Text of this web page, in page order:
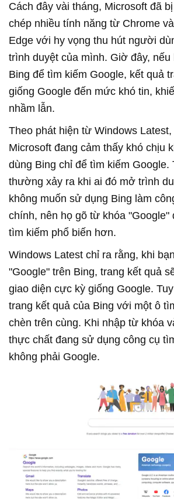
Cách đây vài tháng, Microsoft đã
chép nhiều tính năng từ Chrome
Edge với hy vọng thu hút người
trình duyệt của mình. Giờ đây, nếu
Bing để tìm kiếm Google, kết quả
giống Google đến mức khó tin,
nhầm lẫn.
Theo phát hiện từ Windows
Microsoft đang cảm thấy khó chịu
dùng Bing chỉ để tìm kiếm Google.
thường xảy ra khi ai đó mở trình
không muốn sử dụng Bing làm
chính, nên họ gõ từ khóa "Google"
tìm kiếm phổ biến hơn.
Windows Latest chỉ ra rằng, khi
"Google" trên Bing, trang kết quả
giao diện cực kỳ giống Google.
trang kết quả của Bing với một ô
chèn trên cùng. Khi nhập từ khóa
thực chất đang sử dụng công cụ
không phải Google.